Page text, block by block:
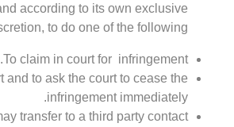
according to its own exclusive
to do one of the following:
To claim in court for infringement.
and to ask the court to cease the
infringement immediately.
transfer to a third party contact